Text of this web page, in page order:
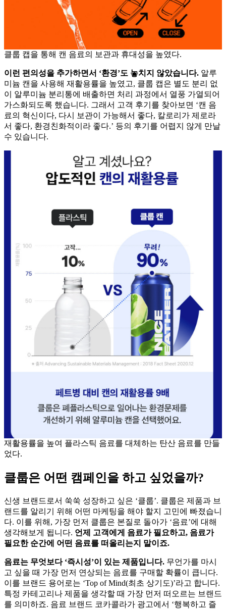
클룹 캡을 통해 캔 음료의 보관과 휴대성을 높였다.
이런 편의성을 추가하면서 ‘환경’도 놓치지 않았습니다. 알루
미늄 캔을 사용해 재활용률을 높였고, 클룹 캡은 별도 분리 없
이 알루미늄 분리통에 배출하면 처리 과정에서 열풍 가열되어
가스화되도록 했습니다. 그래서 고객 후기를 찾아보면 ‘캔 음
료의 혁신이다, 다시 보관이 가능해서 좋다, 칼로리가 제로라
서 좋다, 환경친화적이라 좋다.’ 등의 후기를 어렵지 않게 만날
수 있습니다.
재활용률을 높여 플라스틱 음료를 대체하는 탄산 음료를 만들
었다.
클룹은 어떤 캠페인을 하고 싶었을까?
신생 브랜드로서 쑥쑥 성장하고 싶은 ‘클룹’. 클룹은 제품과 브
랜드를 알리기 위해 어떤 마케팅을 해야 할지 고민에 빠졌습니
다. 이를 위해, 가장 먼저 클룹은 본질로 돌아가 ‘음료’에 대해
생각해보게 됩니다. 언제 고객에게 음료가 필요하고, 음료가
필요한 순간에 어떤 음료를 떠올리는지 말이죠.
음료는 무엇보다 ‘즉시성’이 있는 제품입니다. 무언가를 마시
고 싶을 때 가장 먼저 연상되는 음료를 구매할 확률이 큽니다.
이를 브랜드 용어로는 ‘Top of Mind(최초 상기도)’라고 합니다.
특정 카테고리나 제품을 생각할 때 가장 먼저 떠오르는 브랜드
를 의미하죠. 음료 브랜드 코카콜라가 광고에서 ‘행복하고 즐